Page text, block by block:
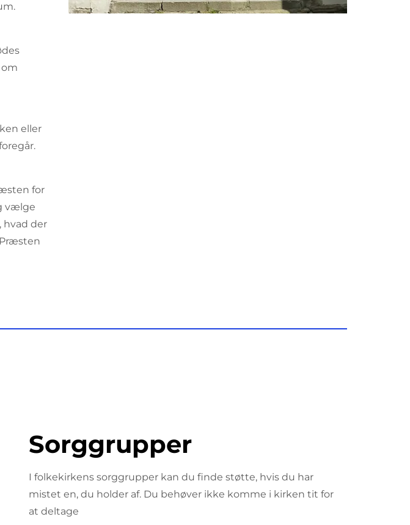
eller
for
vælge
hvad der
Sorggrupper
I folkekirkens sorggrupper kan du finde støtte, hvis du har
mistet en, du holder af. Du behøver ikke komme i kirken tit for
at deltage